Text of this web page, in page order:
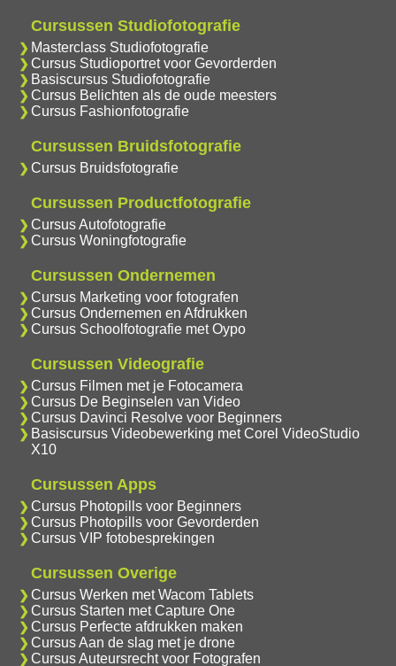
Cursussen Studiofotografie
Masterclass Studiofotografie
Cursus Studioportret voor Gevorderden
Basiscursus Studiofotografie
Cursus Belichten als de oude meesters
Cursus Fashionfotografie
Cursussen Bruidsfotografie
Cursus Bruidsfotografie
Cursussen Productfotografie
Cursus Autofotografie
Cursus Woningfotografie
Cursussen Ondernemen
Cursus Marketing voor fotografen
Cursus Ondernemen en Afdrukken
Cursus Schoolfotografie met Oypo
Cursussen Videografie
Cursus Filmen met je Fotocamera
Cursus De Beginselen van Video
Cursus Davinci Resolve voor Beginners
Basiscursus Videobewerking met Corel VideoStudio
X10
Cursussen Apps
Cursus Photopills voor Beginners
Cursus Photopills voor Gevorderden
Cursus VIP fotobesprekingen
Cursussen Overige
Cursus Werken met Wacom Tablets
Cursus Starten met Capture One
Cursus Perfecte afdrukken maken
Cursus Aan de slag met je drone
Cursus Auteursrecht voor Fotografen